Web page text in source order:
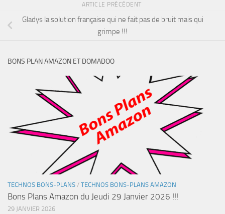
ARTICLE PRÉCÉDENT
Gladys la solution française qui ne fait pas de bruit mais qui
grimpe !!!
BONS PLAN AMAZON ET DOMADOO
TECHNOS BONS-PLANS / TECHNOS BONS-PLANS AMAZON
Bons Plans Amazon du Jeudi 29 Janvier 2026 !!!
29 JANVIER 2026